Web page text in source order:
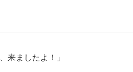
来ましたよ！」